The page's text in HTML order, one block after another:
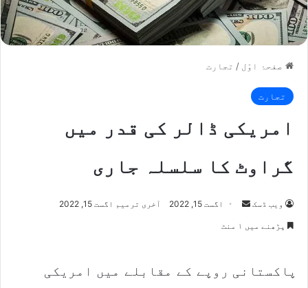
صفحۂ اوّل / تجارت
تجارت
امریکی ڈالر کی قدر میں
گراوٹ کا سلسلہ جاری
ویب ڈسک
Send
اگست 15, 2022 آخری ترمیم اگست 15, 2022
پڑھنے میں ۱ منٹ
پاکستانی روپے کے مقابلے میں امریکی